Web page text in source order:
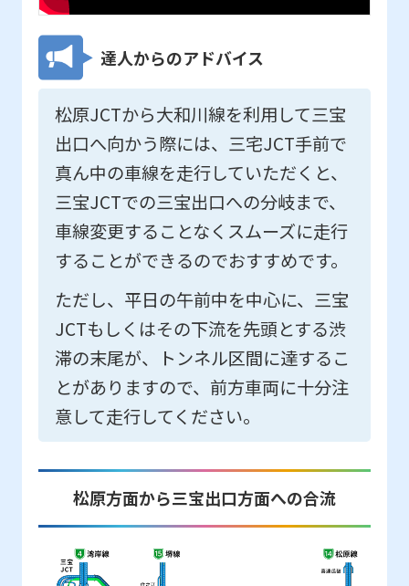
達人からのアドバイス
松原JCTから大和川線を利用して三宝
出口へ向かう際には、三宅JCT手前で
真ん中の車線を走行していただくと、
三宝JCTでの三宝出口への分岐まで、
車線変更することなくスムーズに走行
することができるのでおすすめです。
ただし、平日の午前中を中心に、三宝
JCTもしくはその下流を先頭とする渋
滞の末尾が、トンネル区間に達するこ
とがありますので、前方車両に十分注
意して走行してください。
松原方面から三宝出口方面への合流